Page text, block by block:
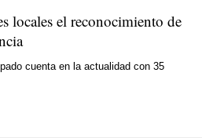
locales el reconocimiento de
cuenta en la actualidad con 35